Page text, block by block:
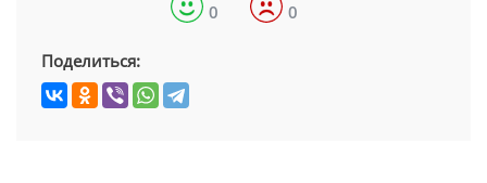
0 0
Поделиться: